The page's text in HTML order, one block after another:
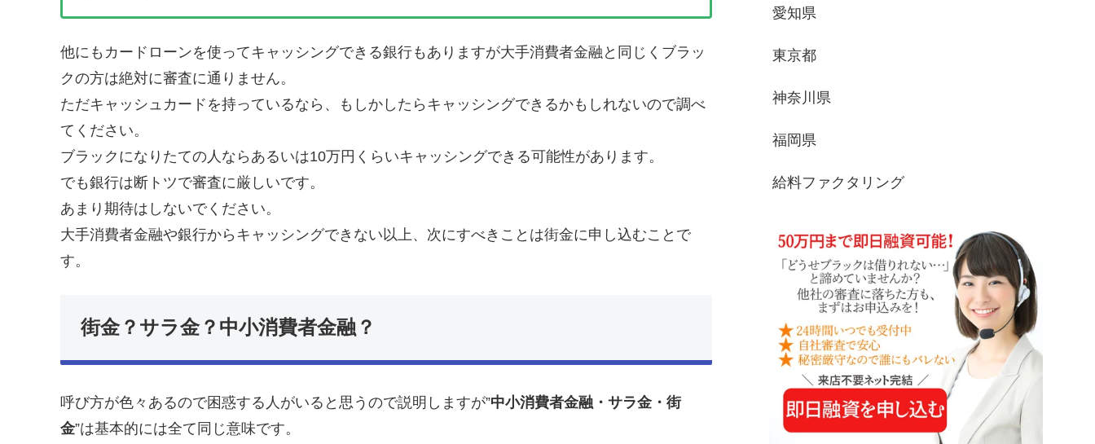
他にもカードローンを使ってキャッシングできる銀行もありますが大手消費者金融と同じくブラッ
クの方は絶対に審査に通りません。
ただキャッシュカードを持っているなら、もしかしたらキャッシングできるかもしれないので調べ
てください。
ブラックになりたての人ならあるいは10万円くらいキャッシングできる可能性があります。
でも銀行は断トツで審査に厳しいです。
あまり期待はしないでください。
大手消費者金融や銀行からキャッシングできない以上、次にすべきことは街金に申し込むことで
す。
街金？サラ金？中小消費者金融？
呼び方が色々あるので困惑する人がいると思うので説明しますが”中小消費者金融・サラ金・街
金”は基本的には全て同じ意味です。
愛知県
東京都
神奈川県
福岡県
給料ファクタリング